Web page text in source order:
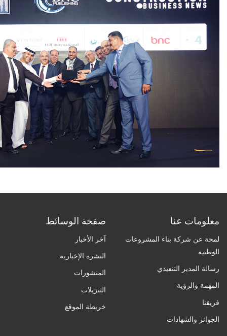
معلومات عنا
لمحة عن شركة بناء المشروعات
الوطنية
رسالة المدير التنفيذي
المهمة والرؤية
فريقنا
الجوائز والشهادات
صفحة الوسائط
آخر الأخبار
النشرة الإخبارية
المنشورات
التنزيلات
خريطة الموقع